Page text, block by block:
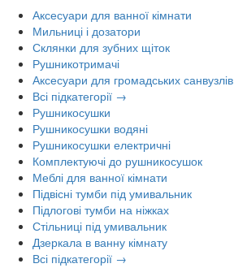
Аксесуари для ванної кімнати
Мильниці і дозатори
Склянки для зубних щіток
Рушникотримачі
Аксесуари для громадських санвузлів
Всі підкатегорії →
Рушникосушки
Рушникосушки водяні
Рушникосушки електричні
Комплектуючі до рушникосушок
Меблі для ванної кімнати
Підвісні тумби під умивальник
Підлогові тумби на ніжках
Стільниці під умивальник
Дзеркала в ванну кімнату
Всі підкатегорії →